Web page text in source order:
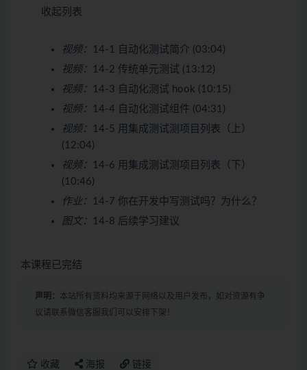
收起列表
视频：
14-1 自动化测试简介 (03:04)
视频：
14-2 传统单元测试 (13:12)
视频：
14-3 自动化测试 hook (10:15)
视频：
14-4 自动化测试组件 (04:31)
视频：
14-5 用集成测试测项目列表（上）
(12:04)
视频：
14-6 用集成测试测项目列表（下）
(10:46)
作业：
14-7 你在开发中写测试吗？为什么？
图文：
14-8 后续学习建议
本课程已完结
声明： 本站所有资料均来源于网络以及用户发布，如对资源有争
议请联系微信客服我们可以安排下架！
收藏 海报 链接